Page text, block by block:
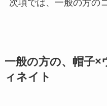
次項では、一般の方の
一般の方の、帽子
ィネイト